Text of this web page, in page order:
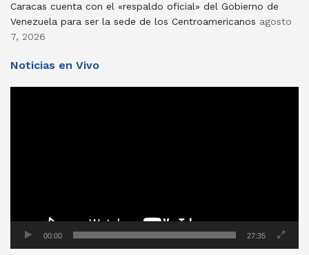
Caracas cuenta con el «respaldo oficial» del Gobierno de
Venezuela para ser la sede de los Centroamericanos agosto
7, 2026
Noticias en Vivo
00:00 27:35